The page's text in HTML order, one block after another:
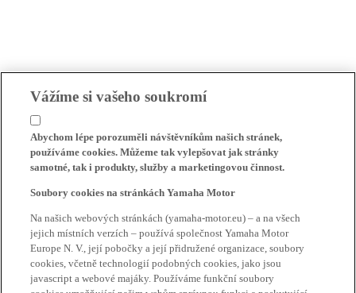
Vážíme si vašeho soukromí
Abychom lépe porozuměli návštěvníkům našich stránek,
používáme cookies. Můžeme tak vylepšovat jak stránky
samotné, tak i produkty, služby a marketingovou činnost.
Soubory cookies na stránkách Yamaha Motor
Na našich webových stránkách (yamaha-motor.eu) – a na všech
jejich místních verzích – používá společnost Yamaha Motor
Europe N. V., její pobočky a její přidružené organizace, soubory
cookies, včetně technologií podobných cookies, jako jsou
javascript a webové majáky. Používáme funkční soubory